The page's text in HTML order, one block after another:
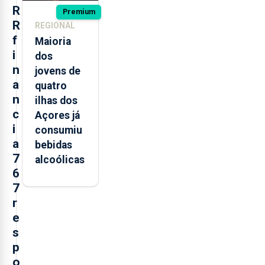
R
R
f
i
n
a
n
c
i
a
7
6
7
r
e
s
p
o
Premium
REGIONAL
Maioria
dos
jovens de
quatro
ilhas dos
Açores já
consumiu
bebidas
alcoólicas